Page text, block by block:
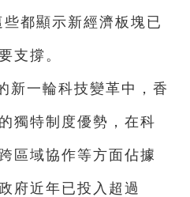
都顯示新經濟板塊已
支撐。
新一輪科技變革中，香
獨特制度優勢，在科
區域協作等方面佔據
府近年已投入超過